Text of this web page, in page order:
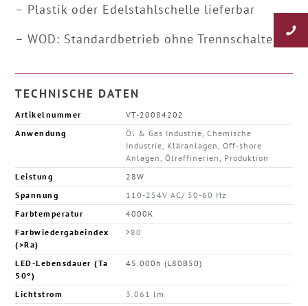
– Plastik oder Edelstahlschelle lieferbar
– WOD: Standardbetrieb ohne Trennschalter
TECHNISCHE DATEN
Artikelnummer
VT-20084202
Anwendung
Öl & Gas Industrie, Chemische
Industrie, Kläranlagen, Off-shore
Anlagen, Ölraffinerien, Produktion
Leistung
28W
Spannung
110-254V AC/ 50-60 Hz
Farbtemperatur
4000K
Farbwiedergabeindex
(>Ra)
>80
LED-Lebensdauer (Ta
50°)
45.000h (L80B50)
Lichtstrom
3.061 lm